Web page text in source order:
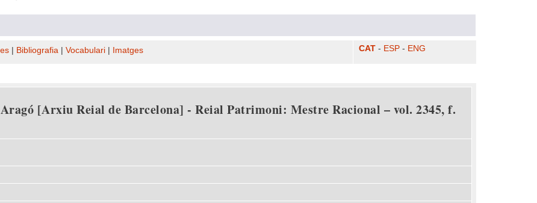
Bibliografia Vocabulari Imatges CAT - ESP - ENG
[Arxiu Reial de Barcelona] - Reial Patrimoni: Mestre Racional – vol. 2345, f.